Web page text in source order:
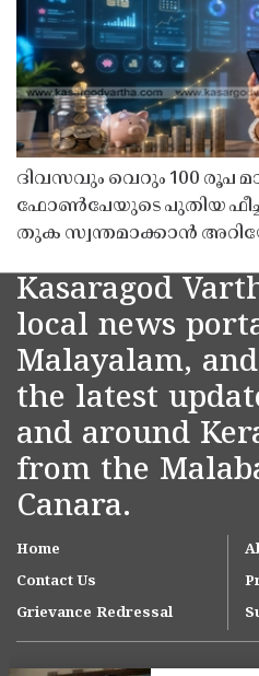
ദിവസവും വെറും 100 രൂപ
ഫോൺപേയുടെ പുതിയ
തുക സ്വന്തമാക്കാൻ
Kasaragod
local news
Malayalam,
the latest
and around
from the
Canara.
Home
Contact Us
Grievance Redressal